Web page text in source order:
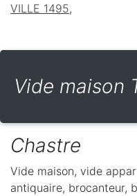
VILLE 1495,
Vide maison
Chastre
Vide maison, vide
antiquaire, brocanteur,